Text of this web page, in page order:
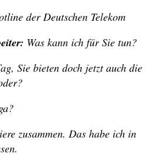
der Deutschen Telekom
Was kann ich für Sie tun?
Sie bieten doch jetzt auch die
zusammen. Das habe ich in